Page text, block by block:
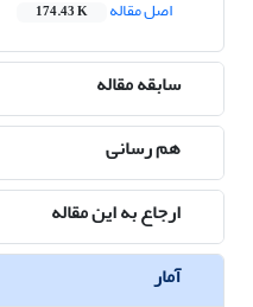
اصل مقاله
174.43 K
سابقه مقاله
هم رسانی
ارجاع به این مقاله
آمار